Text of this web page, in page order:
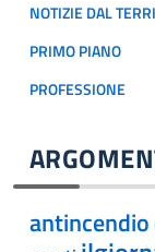
NOTIZIE DAL
PRIMO PIANO
PROFESSIONE
antincendio